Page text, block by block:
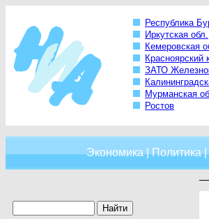
Республика
Иркутская обл.
Кемеровская
Красноярский
ЗАТО
Мурманская
Ростов
Экономика|Политика|